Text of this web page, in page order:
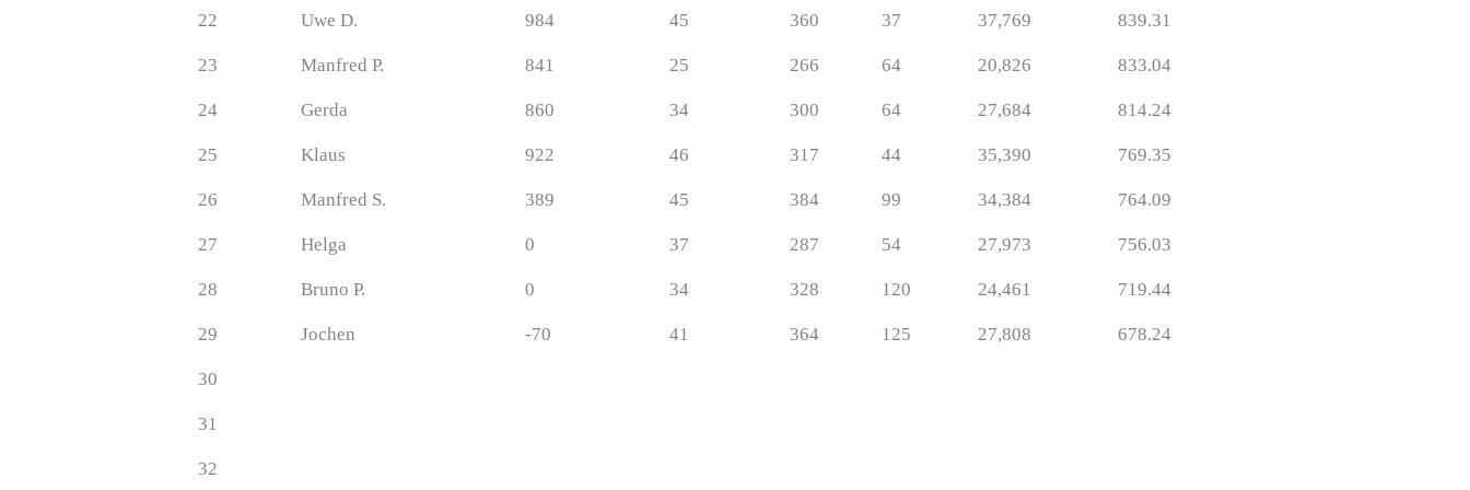
22 Uwe D. 984 45 360 37 37,769 839.31
23 Manfred P. 841 25 266 64 20,826 833.04
24 Gerda 860 34 300 64 27,684 814.24
25 Klaus 922 46 317 44 35,390 769.35
26 Manfred S. 389 45 384 99 34,384 764.09
27 Helga 0 37 287 54 27,973 756.03
28 Bruno P. 0 34 328 120 24,461 719.44
29 Jochen -70 41 364 125 27,808 678.24
30
31
32